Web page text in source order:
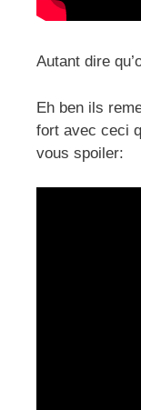
Autant dire
Eh ben ils
fort avec ceci
vous spoiler: